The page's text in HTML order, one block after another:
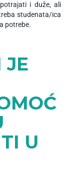
i duže, ali
studenata/ica
potrebe.
JE
U